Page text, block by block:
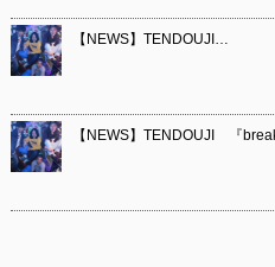
【NEWS】TENDOUJI…
【NEWS】TENDOUJI 『